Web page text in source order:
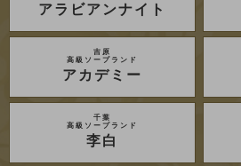
アラビアンナイト
吉原
高級ソープランド
アカデミー
千葉
高級ソープランド
李白